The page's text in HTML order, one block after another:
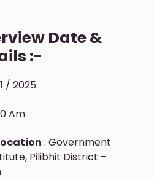
Date &
:-
/ 2025
Am
: Government
Pilibhit District –